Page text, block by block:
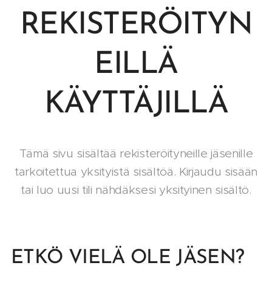
REKISTERÖITYN
EILLÄ
KÄYTTÄJILLÄ
Tämä sivu sisältää rekisteröityneille jäsenille
tarkoitettua yksityistä sisältöä. Kirjaudu sisään
tai luo uusi tili nähdäksesi yksityinen sisältö.
ETKÖ VIELÄ OLE JÄSEN?